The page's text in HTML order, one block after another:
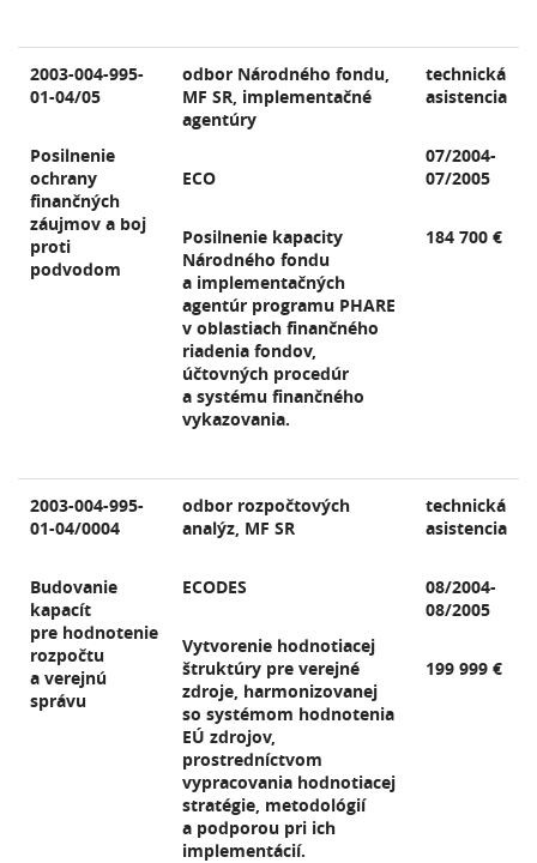
2003-004-995-
01-04/05
Posilnenie
ochrany
finančných
záujmov a boj
proti
podvodom
odbor Národného fondu,
MF SR, implementačné
agentúry
ECO
Posilnenie kapacity
Národného fondu
a implementačných
agentúr programu PHARE
v oblastiach finančného
riadenia fondov,
účtovných procedúr
a systému finančného
vykazovania.
technická
asistencia
07/2004-
07/2005
184 700 €
2003-004-995-
01-04/0004
Budovanie
kapacít
pre hodnotenie
rozpočtu
a verejnú
správu
odbor rozpočtových
analýz, MF SR
ECODES
Vytvorenie hodnotiacej
štruktúry pre verejné
zdroje, harmonizovanej
so systémom hodnotenia
EÚ zdrojov,
prostredníctvom
vypracovania hodnotiacej
stratégie, metodológií
a podporou pri ich
implementácií.
technická
asistencia
08/2004-
08/2005
199 999 €